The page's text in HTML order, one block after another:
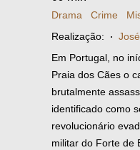
Drama Crime
Realização: ·
Em Portugal, no
Praia dos Cães o
brutalmente
identificado como
revolucionário
militar do Forte de